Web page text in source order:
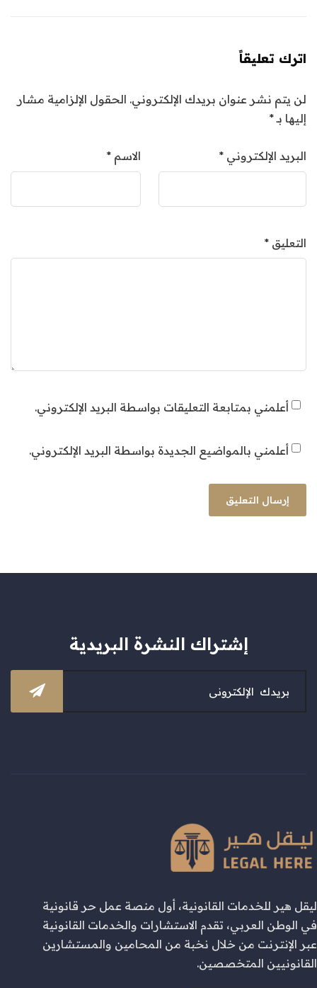
اترك تعليقاً
لن يتم نشر عنوان بريدك الإلكتروني. الحقول الإلزامية مشار
إليها بـ*
الاسم * البريد الإلكتروني *
التعليق *
أعلمني بمتابعة التعليقات بواسطة البريد الإلكتروني.
أعلمني بالمواضيع الجديدة بواسطة البريد الإلكتروني.
إشتراك النشرة البريدية
ليقل هير للخدمات القانونية، أول منصة عمل حر قانونية
في الوطن العربي، تقدم الاستشارات والخدمات القانونية
عبر الإنترنت من خلال نخبة من المحامين والمستشارين
القانونيين المتخصصين.